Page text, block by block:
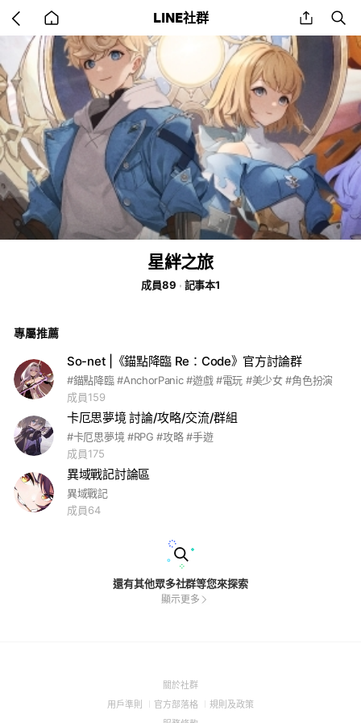
back
to
home
LINE社群 share
星絆之旅
成員89 記事本1
專屬推薦
So-net |《錨點降臨 Re：Code》官方討論群
#錨點降臨 #AnchorPanic #遊戲 #電玩 #美少女 #角色扮演
成員159
卡厄思夢境 討論/攻略/交流/群組
#卡厄思夢境 #RPG #攻略 #手遊
成員175
異域戰記討論區
異域戰記
成員64
還有其他眾多社群等您來探索
顯示更多
關於社群(Open
用戶準則
(Open
官方部落格
(Open
規則及政策(Open